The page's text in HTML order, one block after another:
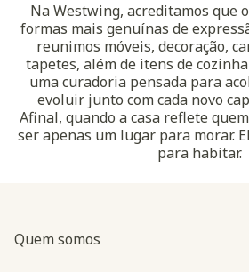
Na Westwing, acreditamos que
formas mais genuínas de
reunimos móveis, decoração,
tapetes, além de itens de
uma curadoria pensada para
evoluir junto com cada novo
Afinal, quando a casa reflete
ser apenas um lugar para morar.
para habitar.
Quem somos